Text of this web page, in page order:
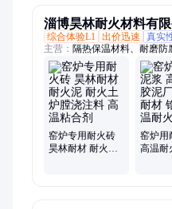
淄博昊林耐火材料有限
综合体验L1 出价迅速 真实
主营： 隔热保温材料、耐磨
料、耐火保温材料、耐磨隔热
窑炉专用耐火砖
昊林耐材 耐火泥
窑炉用
高温耐